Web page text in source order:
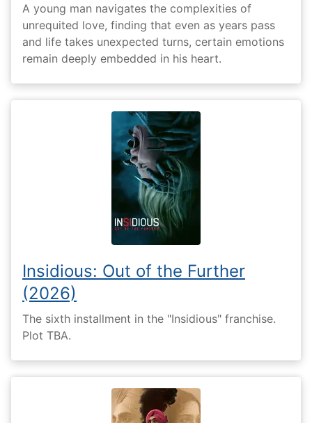
A young man navigates the complexities of
unrequited love, finding that even as years pass
and life takes unexpected turns, certain emotions
remain deeply embedded in his heart.
Insidious: Out of the Further
(2026)
The sixth installment in the "Insidious" franchise.
Plot TBA.